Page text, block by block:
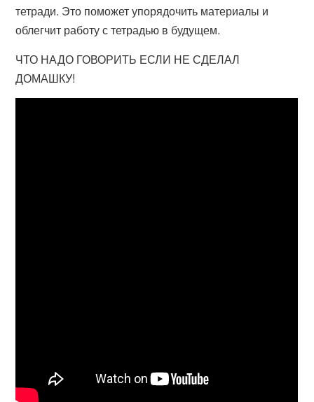
тетради. Это поможет упорядочить материалы и
облегчит работу с тетрадью в будущем.
ЧТО НАДО ГОВОРИТЬ ЕСЛИ НЕ СДЕЛАЛ
ДОМАШКУ!